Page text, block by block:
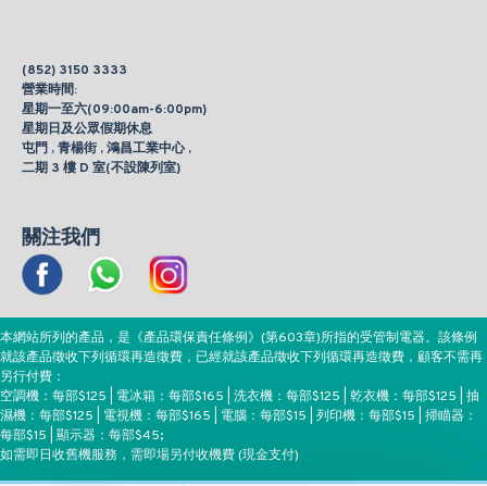
(852) 3150 3333
營業時間:
星期一至六(09:00am-6:00pm)
星期日及公眾假期休息
屯門 , 青楊街 , 鴻昌工業中心 ,
二期 3 樓 D 室(不設陳列室)
關注我們
本網站所列的產品，是《產品環保責任條例》(第603章)所指的受管制電器。該條例
就該產品徵收下列循環再造徵費，已經就該產品徵收下列循環再造徵費，顧客不需再
另行付費：
空調機：每部$125 | 電冰箱：每部$165 | 洗衣機：每部$125 | 乾衣機：每部$125 | 抽
濕機：每部$125 | 電視機：每部$165 | 電腦：每部$15 | 列印機：每部$15 | 掃瞄器：
每部$15 | 顯示器：每部$45;
如需即日收舊機服務，需即場另付收機費 (現金支付)